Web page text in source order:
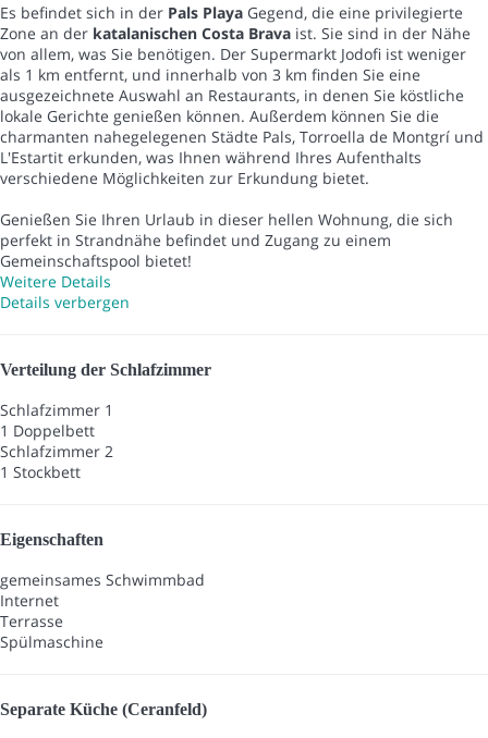
Es befindet sich in der Pals Playa Gegend, die eine privilegierte
Zone an der katalanischen Costa Brava ist. Sie sind in der Nähe
von allem, was Sie benötigen. Der Supermarkt Jodofi ist weniger
als 1 km entfernt, und innerhalb von 3 km finden Sie eine
ausgezeichnete Auswahl an Restaurants, in denen Sie köstliche
lokale Gerichte genießen können. Außerdem können Sie die
charmanten nahegelegenen Städte Pals, Torroella de Montgrí und
L'Estartit erkunden, was Ihnen während Ihres Aufenthalts
verschiedene Möglichkeiten zur Erkundung bietet.
Genießen Sie Ihren Urlaub in dieser hellen Wohnung, die sich
perfekt in Strandnähe befindet und Zugang zu einem
Gemeinschaftspool bietet!
Weitere Details
Details verbergen
Verteilung der Schlafzimmer
Schlafzimmer 1
1 Doppelbett
Schlafzimmer 2
1 Stockbett
Eigenschaften
gemeinsames Schwimmbad
Internet
Terrasse
Spülmaschine
Separate Küche (Ceranfeld)